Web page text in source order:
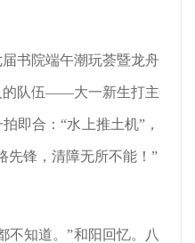
书院端午潮玩荟暨龙舟
的队伍——大一新生打主
即合：“水上推土机”，
先锋，清障无所不能！”
不知道。”和阳回忆。八